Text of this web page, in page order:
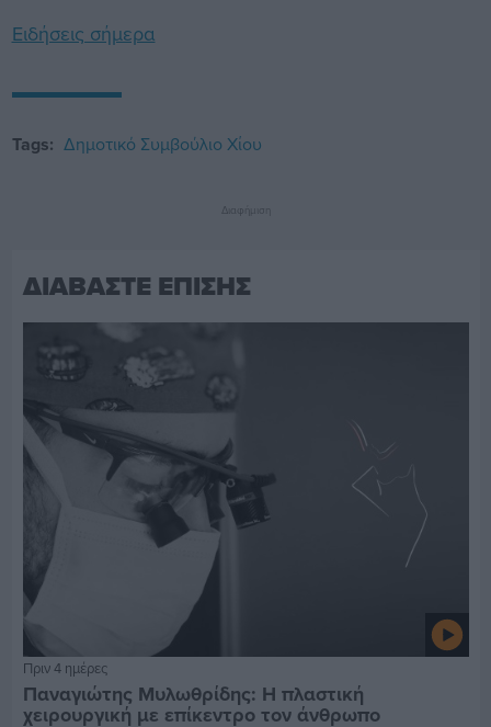
Ειδήσεις σήμερα
Tags: Δημοτικό Συμβούλιο Χίου
Διαφήμιση
ΔΙΑΒΑΣΤΕ ΕΠΙΣΗΣ
Πριν 4 ημέρες
Παναγιώτης Μυλωθρίδης: Η πλαστική
χειρουργική με επίκεντρο τον άνθρωπο